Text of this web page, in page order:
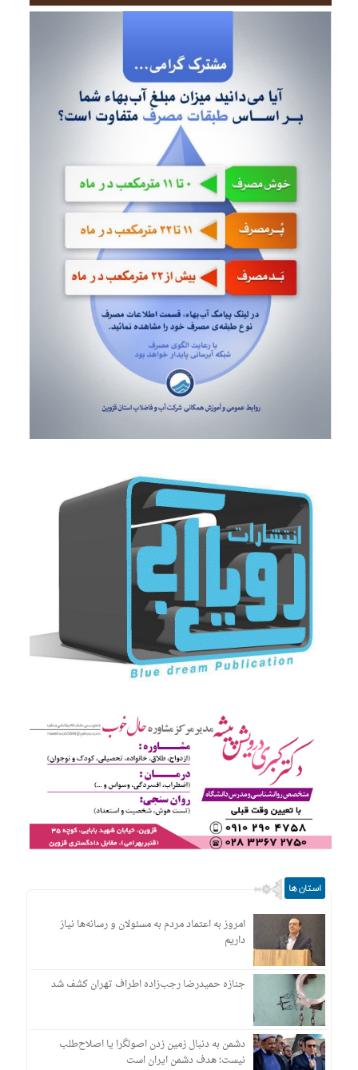
استان ها
امروز به اعتماد مردم به مسئولان و رسانه‌ها نیاز
داریم
جنازه حمیدرضا رجب‌زاده اطراف تهران کشف شد
دشمن به دنبال زمین زدن اصولگرا یا اصلاح‌طلب
نیست؛ هدف دشمن ایران است